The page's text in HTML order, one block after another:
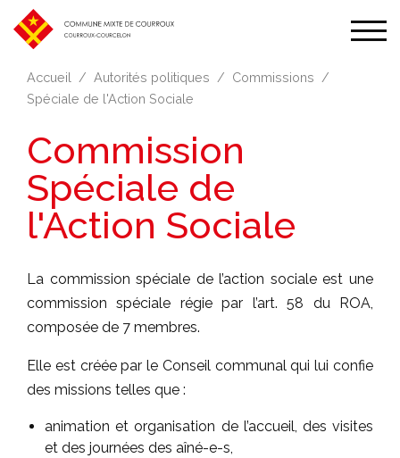
Accueil Autorités politiques
Commissions
Spéciale de l'Action Sociale
Commission
Spéciale de
l'Action Sociale
La commission spéciale de l’action sociale est une
commission spéciale régie par l’art. 58 du ROA,
composée de 7 membres.
Elle est créée par le Conseil communal qui lui confie
des missions telles que :
animation et organisation de l’accueil, des visites
et des journées des aîné-e-s,